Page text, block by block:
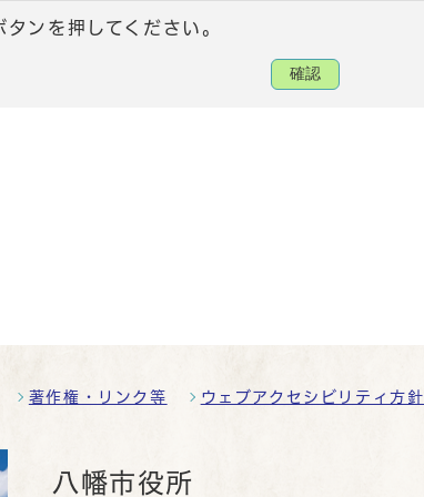
ンを押してください。
確認
著作権・リンク等 ウェブアクセシビリティ方針
八幡市役所